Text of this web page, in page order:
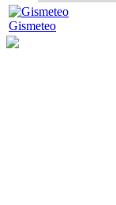
Gismeteo